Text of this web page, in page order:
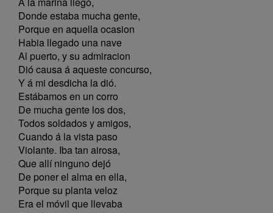
Donde estaba mucha gente,
Porque en aquella ocasion
Habia llegado una nave
Al puerto, y su admiracion
Dió causa á aqueste concurso,
Y á mi desdicha la dió.
Estábamos en un corro
De mucha gente los dos,
Todos soldados y amigos,
Cuando á la vista paso
Violante. Iba tan airosa,
Que allí ninguno dejó
De poner el alma en ella,
Porque su planta veloz
Era el móvil que llevaba